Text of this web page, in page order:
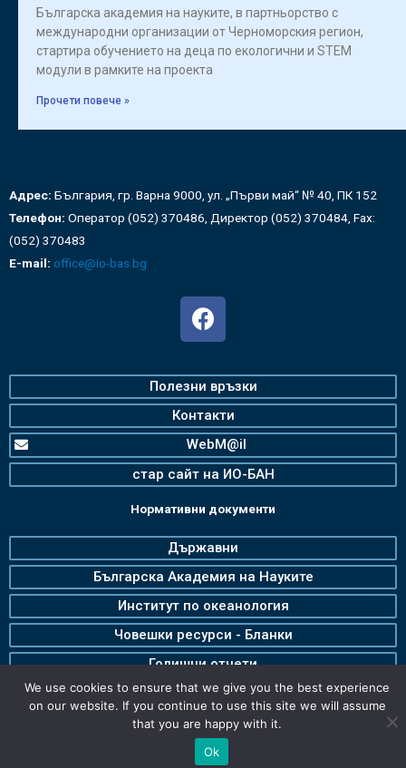
Българска академия на науките, в партньорство с
международни организации от Черноморския регион,
стартира обучението на деца по екологични и STEM
модули в рамките на проекта
Прочети повече »
Адрес: България, гр. Варна 9000, ул. „Първи май“ № 40, ПК 152
Телефон: Оператор (052) 370486, Директор (052) 370484, Fax:
(052) 370483
E-mail: office@io-bas.bg
Полезни връзки
Контакти
WebM@il
стар сайт на ИО-БАН
Нормативни документи
Държавни
Българска Академия на Науките
Институт по океанология
Човешки ресурси - Бланки
Годишни отчети
We use cookies to ensure that we give you the best experience
on our website. If you continue to use this site we will assume
that you are happy with it.
Ok